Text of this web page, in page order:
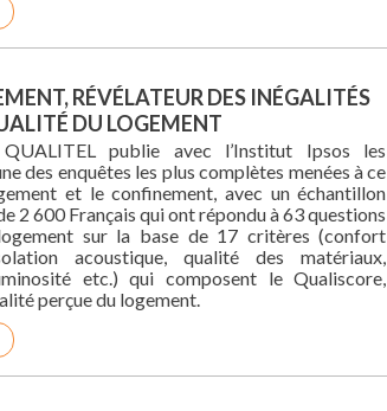
RÉVÉLATEUR DES INÉGALITÉS
DU LOGEMENT
QUALITEL publie avec l’Institut Ipsos les
des enquêtes les plus complètes menées à ce
et le confinement, avec un échantillon
2 600 Français qui ont répondu à 63 questions
sur la base de 17 critères (confort
acoustique, qualité des matériaux,
etc.) qui composent le Qualiscore,
perçue du logement.